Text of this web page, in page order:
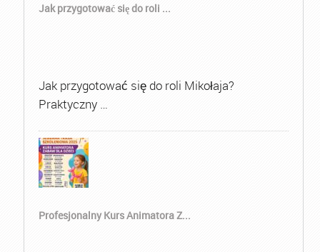
Jak przygotować się do roli ...
Jak przygotować się do roli Mikołaja?
Praktyczny …
Profesjonalny Kurs Animatora Z...